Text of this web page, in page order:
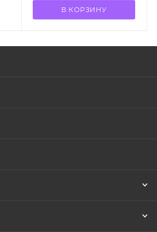
В КОРЗИНУ